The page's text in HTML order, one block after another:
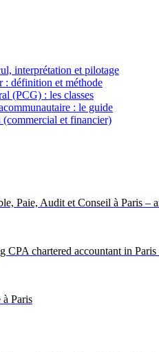
interprétation et pilotage
: définition et méthode
(PCG) : les classes
: le guide
et financier)
Paie, Audit et Conseil à Paris –
CPA chartered accountant in Paris
Paris